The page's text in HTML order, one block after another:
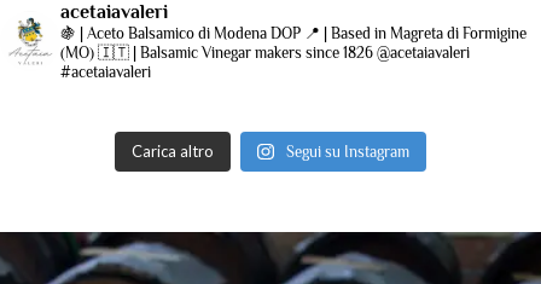
acetaiavaleri
🍇 | Aceto Balsamico di Modena DOP 📍 | Based in Magreta di Formigine
(MO) 🇮🇹 | Balsamic Vinegar makers since 1826 @acetaiavaleri
#acetaiavaleri
Carica altro Segui su Instagram